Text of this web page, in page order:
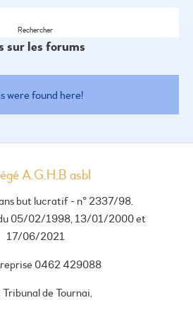
sur les forums
were found here!
A.G.H.B asbl
but lucratif - n° 2337/98.
05/02/1998, 13/01/2000 et
17/06/2021
0462 429088
Tribunal de Tournai,